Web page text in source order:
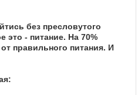
без пресловутого
это - питание. На 70%
правильного питания. И